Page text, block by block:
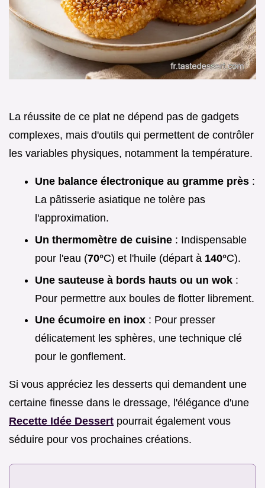
La réussite de ce plat ne dépend pas de gadgets
complexes, mais d'outils qui permettent de contrôler
les variables physiques, notamment la température.
Une balance électronique au gramme près :
La pâtisserie asiatique ne tolère pas
l'approximation.
Un thermomètre de cuisine : Indispensable
pour l'eau (70°C) et l'huile (départ à 140°C).
Une sauteuse à bords hauts ou un wok :
Pour permettre aux boules de flotter librement.
Une écumoire en inox : Pour presser
délicatement les sphères, une technique clé
pour le gonflement.
Si vous appréciez les desserts qui demandent une
certaine finesse dans le dressage, l'élégance d'une
Recette Idée Dessert pourrait également vous
séduire pour vos prochaines créations.